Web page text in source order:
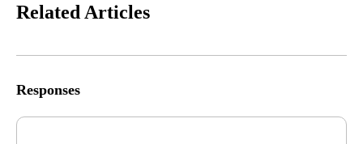
Related Articles
Responses